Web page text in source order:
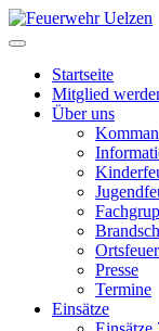
Startseite
Mitglied
Über uns
Presse
Termine
Einsätze